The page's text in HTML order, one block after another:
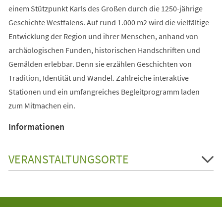
einem Stützpunkt Karls des Großen durch die 1250-jährige
Geschichte Westfalens. Auf rund 1.000 m2 wird die vielfältige
Entwicklung der Region und ihrer Menschen, anhand von
archäologischen Funden, historischen Handschriften und
Gemälden erlebbar. Denn sie erzählen Geschichten von
Tradition, Identität und Wandel. Zahlreiche interaktive
Stationen und ein umfangreiches Begleitprogramm laden
zum Mitmachen ein.
Informationen
VERANSTALTUNGSORTE